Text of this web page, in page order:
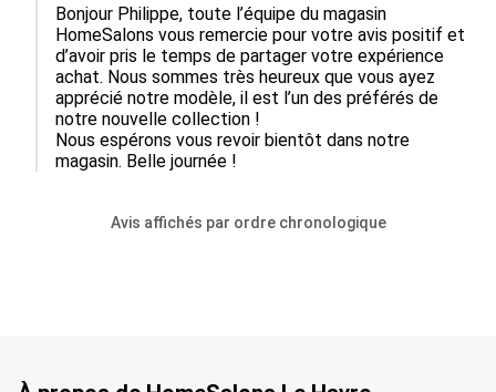
Bonjour Philippe, toute l’équipe du magasin
HomeSalons vous remercie pour votre avis positif et
d’avoir pris le temps de partager votre expérience
achat. Nous sommes très heureux que vous ayez
apprécié notre modèle, il est l’un des préférés de
notre nouvelle collection !
Nous espérons vous revoir bientôt dans notre
magasin. Belle journée !
Avis affichés par ordre chronologique